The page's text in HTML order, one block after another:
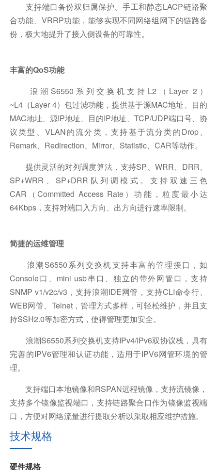
支持端口备份双归属保护、手工和静态LACP链路聚
合功能、VRRP功能，能够实现不同网络组网下的链路备
份，极大地提升了接入侧设备的可靠性。
丰富的QoS功能
浪潮S6550系列交换机支持L2（Layer 2）
~L4（Layer 4）包过滤功能，提供基于源MAC地址、目的
MAC地址、源IP地址、目的IP地址、TCP/UDP端口号、协
议类型、VLAN的流分类，支持基于流分类的Drop、
Remark、Redirection、Mirror、Statistic、CAR等动作。
提供灵活的对列调度算法，支持SP、WRR、DRR、
SP+WRR、SP+DRR队列调模式。支持双速三色
CAR（Committed Access Rate）功能，粒度最小达
64Kbps，支持对端口入方向、出方向进行速率限制。
简捷的运维管理
浪潮S6550系列交换机支持丰富的管理接口，如
Console口、mini usb串口、独立的带外网管口，支持
SNMP v1/v2c/v3，支持浪潮IDE网管，支持CLI命令行、
WEB网管、Telnet，管理方式多样，可轻松维护，并且支
持SSH2.0等加密方式，使得管理更加安全。
浪潮S6550系列交换机支持IPv4/IPv6双协议栈，具有
完善的IPV6管理和认证功能，适用于IPV6网管环境的管
理。
支持端口本地镜像和RSPAN远程镜像，支持流镜像，
支持多个镜像监视端口，支持链路聚合口作为镜像监视端
口，方便对网络流量进行提取分析以采取相应维护措施。
技术规格
硬件规格